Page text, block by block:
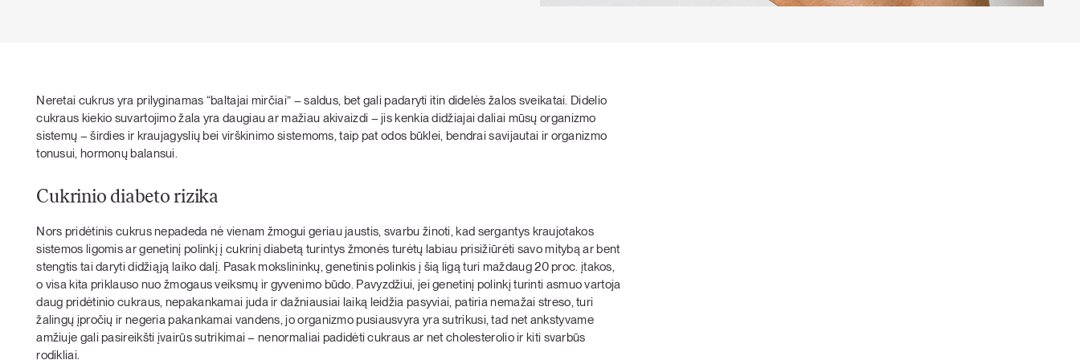
Neretai cukrus yra prilyginamas “baltajai mirčiai” – saldus, bet gali padaryti itin didelės žalos sveikatai. Didelio
cukraus kiekio suvartojimo žala yra daugiau ar mažiau akivaizdi – jis kenkia didžiajai daliai mūsų organizmo
sistemų – širdies ir kraujagyslių bei virškinimo sistemoms, taip pat odos būklei, bendrai savijautai ir organizmo
tonusui, hormonų balansui.
Cukrinio diabeto rizika
Nors pridėtinis cukrus nepadeda nė vienam žmogui geriau jaustis, svarbu žinoti, kad sergantys kraujotakos
sistemos ligomis ar genetinį polinkį į cukrinį diabetą turintys žmonės turėtų labiau prisižiūrėti savo mitybą ar bent
stengtis tai daryti didžiąją laiko dalį. Pasak mokslininkų, genetinis polinkis į šią ligą turi maždaug 20 proc. įtakos,
o visa kita priklauso nuo žmogaus veiksmų ir gyvenimo būdo. Pavyzdžiui, jei genetinį polinkį turinti asmuo vartoja
daug pridėtinio cukraus, nepakankamai juda ir dažniausiai laiką leidžia pasyviai, patiria nemažai streso, turi
žalingų įpročių ir negeria pakankamai vandens, jo organizmo pusiausvyra yra sutrikusi, tad net ankstyvame
amžiuje gali pasireikšti įvairūs sutrikimai – nenormaliai padidėti cukraus ar net cholesterolio ir kiti svarbūs
rodikliai.